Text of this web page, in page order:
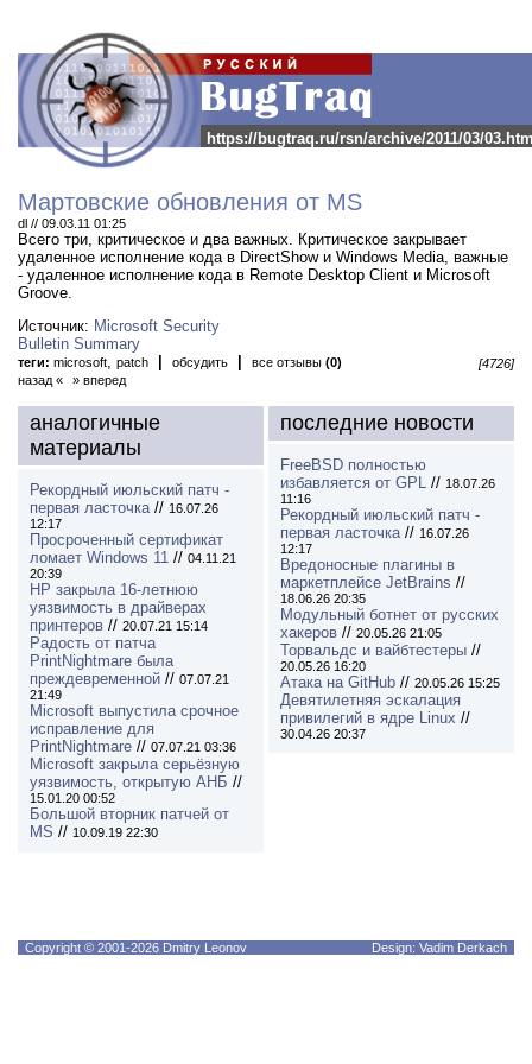
https://bugtraq.ru/rsn/archive/2011/03/
Мартовские обновления от MS
dl // 09.03.11 01:25
Всего три, критическое и два важных. Критическое закрывает
удаленное исполнение кода в DirectShow и Windows Media, важные
- удаленное исполнение кода в Remote Desktop Client и Microsoft
Groove.
Источник: Microsoft Security
Bulletin Summary
теги: microsoft, patch обсудить все отзывы (0)
[4726]
назад «
» вперед
аналогичные
материалы
Рекордный июльский патч -
первая ласточка// 16.07.26
12:17
Просроченный сертификат
ломает Windows 11 // 04.11.21
20:39
HP закрыла 16-летнюю
уязвимость в драйверах
принтеров // 20.07.21 15:14
Радость от патча
PrintNightmare была
преждевременной // 07.07.21
21:49
Microsoft выпустила срочное
исправление для
PrintNightmare // 07.07.21 03:36
Microsoft закрыла серьёзную
уязвимость, открытую АНБ //
15.01.20 00:52
Большой вторник патчей от
MS // 10.09.19 22:30
последние новости
FreeBSD полностью
избавляется от GPL // 18.07.26
11:16
Рекордный июльский патч -
первая ласточка// 16.07.26
12:17
Вредоносные плагины в
маркетплейсе JetBrains //
18.06.26 20:35
Модульный ботнет от русских
хакеров // 20.05.26 21:05
Торвальдс и вайбтестеры //
20.05.26 16:20
Атака на GitHub // 20.05.26 15:25
Девятилетняя эскалация
привилегий в ядре Linux //
30.04.26 20:37
Copyright © 2001-2026 Dmitry Leonov Design: Vadim Derkach